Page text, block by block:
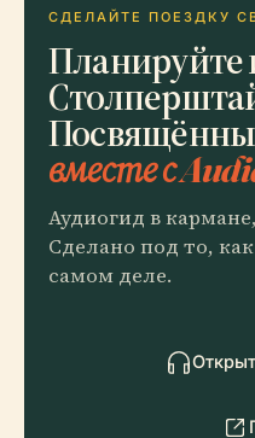
СДЕЛАЙТЕ ПОЕЗДКУ
Планируйте
вместе с
Аудиогид в
Сделано под то,
самом деле.